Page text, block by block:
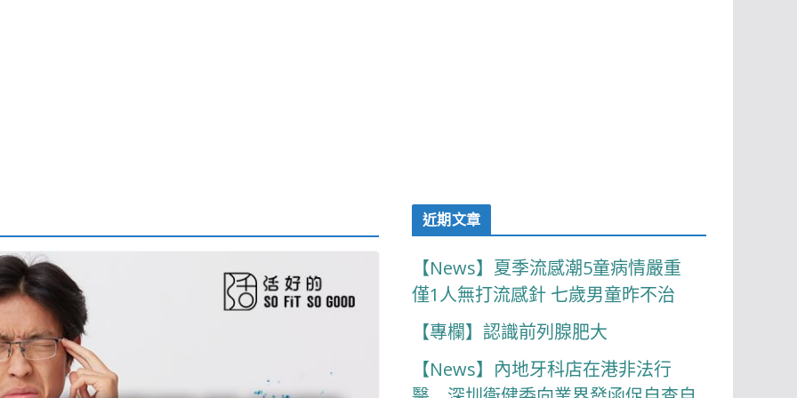
近期文章
【News】夏季流感潮5童病情嚴重
僅1人無打流感針 七歲男童昨不治
【專欄】認識前列腺肥大
【News】內地牙科店在港非法行